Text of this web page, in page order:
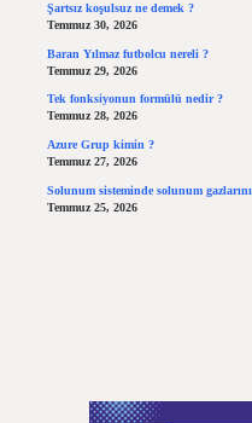
Şartsız koşulsuz ne demek ?
Temmuz 30, 2026
Baran Yılmaz futbolcu nereli ?
Temmuz 29, 2026
Tek fonksiyonun formülü nedir ?
Temmuz 28, 2026
Azure Grup kimin ?
Temmuz 27, 2026
Solunum sisteminde solunum
Temmuz 25, 2026